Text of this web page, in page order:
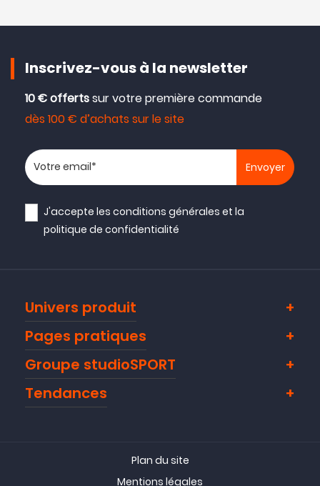
Inscrivez-vous à la newsletter
10 € offertssur votre première commande
dès 100 € d’achats sur le site
Votre adresse email
J'accepte lesconditions générales et la
politique de confidentialité
Univers produit
Pages pratiques
Groupe studioSPORT
Tendances
Plan du site
Mentions légales